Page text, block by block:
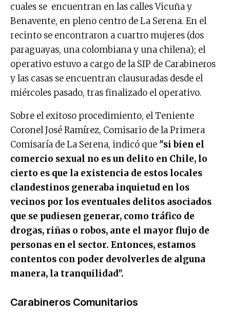
cuales se encuentran en las calles Vicuña y
Benavente, en pleno centro de La Serena. En el
recinto se encontraron a cuartro mujeres (dos
paraguayas, una colombiana y una chilena); el
operativo estuvo a cargo de la SIP de Carabineros
y las casas se encuentran clausuradas desde el
miércoles pasado, tras finalizado el operativo.
Sobre el exitoso procedimiento, el Teniente
Coronel José Ramírez, Comisario de la Primera
Comisaría de La Serena, indicó que "si bien el
comercio sexual no es un delito en Chile, lo
cierto es que la existencia de estos locales
clandestinos generaba inquietud en los
vecinos por los eventuales delitos asociados
que se pudiesen generar, como tráfico de
drogas, riñas o robos, ante el mayor flujo de
personas en el sector. Entonces, estamos
contentos con poder devolverles de alguna
manera, la tranquilidad".
Carabineros Comunitarios